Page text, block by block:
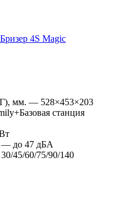
мм. — 528×453×203
станция
— до 47 дБА
30/45/60/75/90/140